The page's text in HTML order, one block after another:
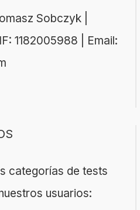
Sobczyk |
1182005988 | Email:
categorías de tests
usuarios: